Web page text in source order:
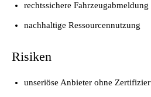
rechtssichere Fahrzeugabmeldung
nachhaltige Ressourcennutzung
Risiken
unseriöse Anbieter ohne